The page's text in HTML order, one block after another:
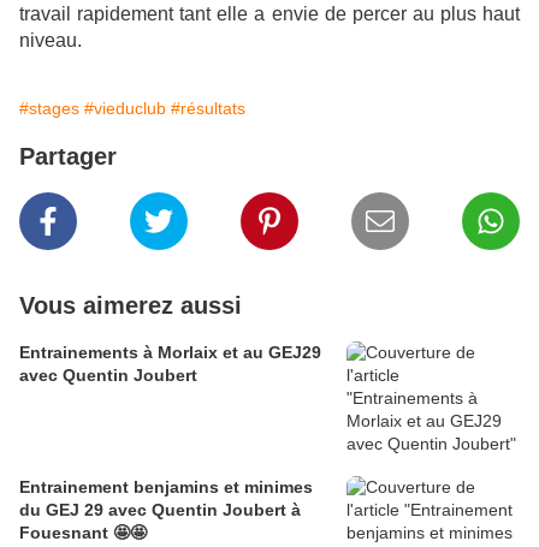
travail rapidement tant elle a envie de percer au plus haut
niveau.
#stages #vieduclub #résultats
Partager
Vous aimerez aussi
Entrainements à Morlaix et au GEJ29
avec Quentin Joubert
Entrainement benjamins et minimes
du GEJ 29 avec Quentin Joubert à
Fouesnant 🤩🤩